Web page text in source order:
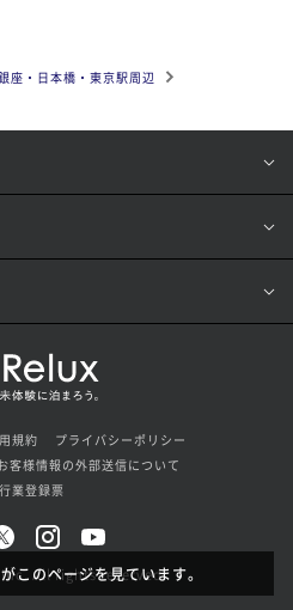
このページを見ています。
座・日本橋・東京駅周辺
規約
プライバシーポリシー
様情報の外部送信について
業登録票
All rights reserved.